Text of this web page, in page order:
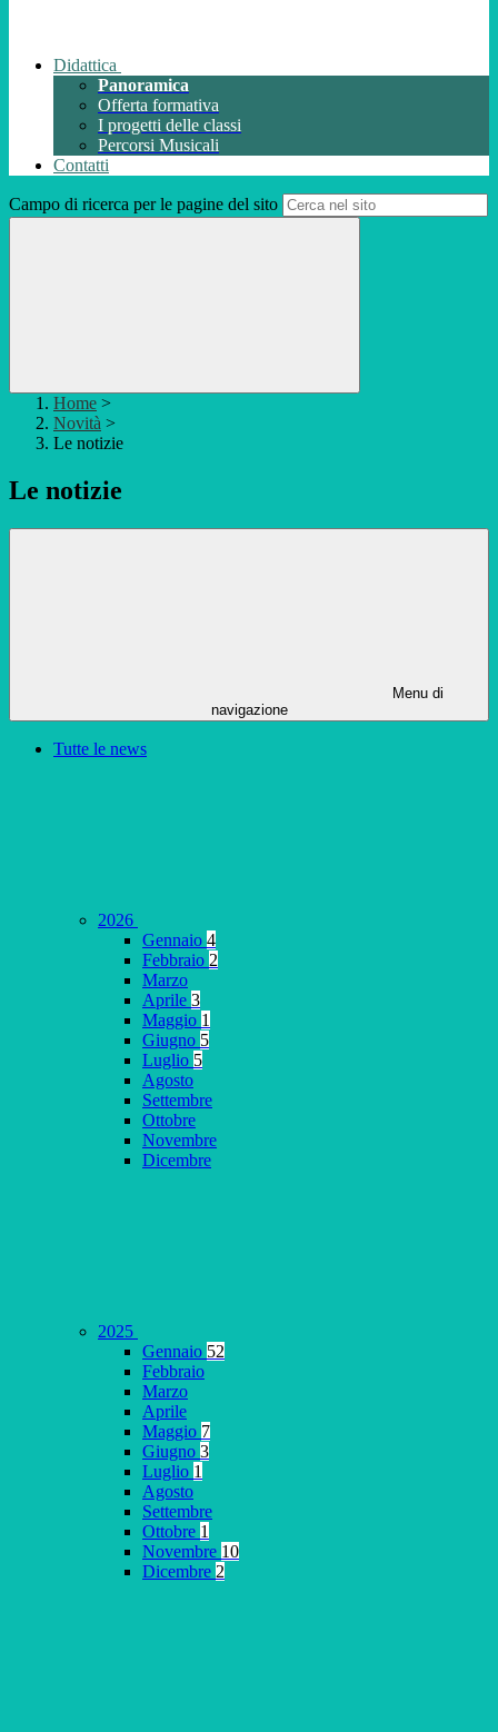
Didattica
Panoramica
Offerta formativa
I progetti delle classi
Percorsi Musicali
Contatti
Campo di ricerca per le pagine del sito
Home >
Novità >
Le notizie
Le notizie
Menu di
navigazione
Tutte le news
2026
Gennaio 4
Febbraio 2
Marzo
Aprile 3
Maggio 1
Giugno 5
Luglio 5
Agosto
Settembre
Ottobre
Novembre
Dicembre
2025
Gennaio 52
Febbraio
Marzo
Aprile
Maggio 7
Giugno 3
Luglio 1
Agosto
Settembre
Ottobre 1
Novembre 10
Dicembre 2